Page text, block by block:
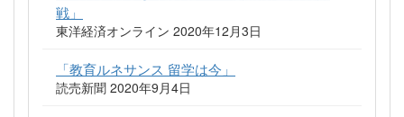
戦」
東洋経済オンライン 2020年12月3日
「教育ルネサンス 留学は今」
読売新聞 2020年9月4日